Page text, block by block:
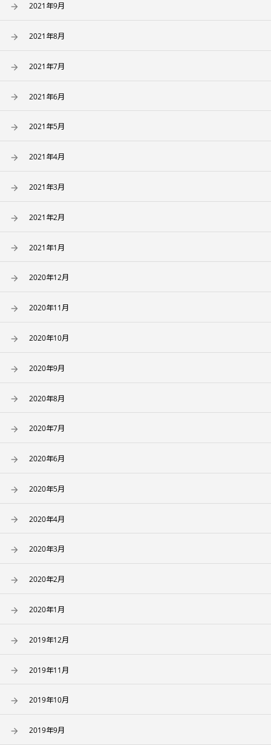
2021年9月
2021年8月
2021年7月
2021年6月
2021年5月
2021年4月
2021年3月
2021年2月
2021年1月
2020年12月
2020年11月
2020年10月
2020年9月
2020年8月
2020年7月
2020年6月
2020年5月
2020年4月
2020年3月
2020年2月
2020年1月
2019年12月
2019年11月
2019年10月
2019年9月